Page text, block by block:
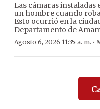
Las cámaras
un hombre cuando
Esto ocurrió en la
Departamento de
Agosto 6, 2026 11:35 a. m. ·